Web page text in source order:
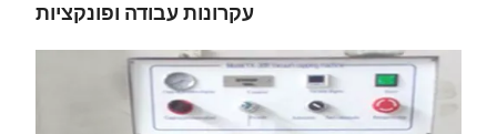
עקרונות עבודה ופונקציות